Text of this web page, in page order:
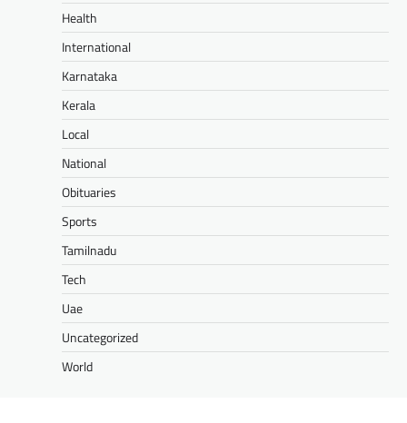
Health
International
Karnataka
Kerala
Local
National
Obituaries
Sports
Tamilnadu
Tech
Uae
Uncategorized
World